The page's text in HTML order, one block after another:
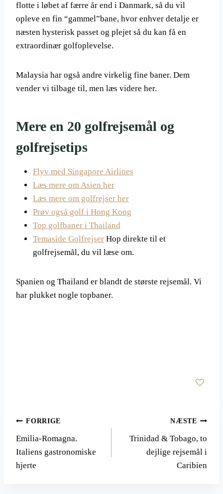
flotte i løbet af færre år end i Danmark, så du vil
opleve en fin “gammel”bane, hvor enhver detalje er
næsten hysterisk passet og plejet så du kan få en
extraordinær golfoplevelse.
Malaysia har også andre virkelig fine baner. Dem
vender vi tilbage til, men læs videre her.
Mere en 20 golfrejsemål og
golfrejsetips
Flyv med Singapore Airlines
Læs mere om Asien her
Læs mere om golfrejser her
Prøv også golf i Hong Kong
Top golfbaner i Thailand
Temaside Golfrejser Hop direkte til et
golfrejsemål, du vil læse om.
Spanien og Thailand er blandt de største rejsemål. Vi
har plukket nogle topbaner.
Indlægsnavigation
FORRIGE
Emilia-Romagna.
Italiens gastronomiske
hjerte
NÆSTE
Trinidad & Tobago, to
dejlige rejsemål i
Caribien